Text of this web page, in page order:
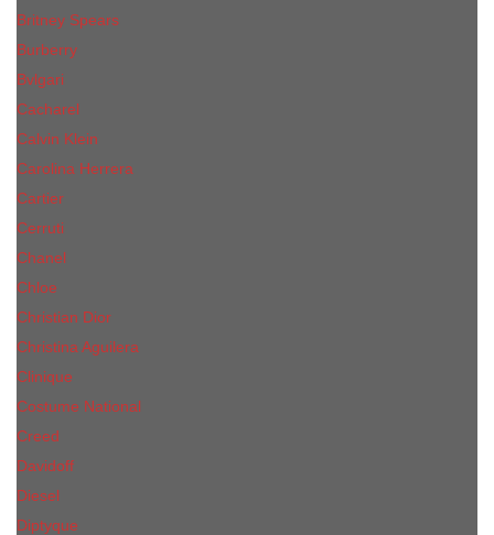
Britney Spears
Burberry
Bvlgari
Cacharel
Calvin Klein
Carolina Herrera
Cartier
Cerruti
Сhanеl
Chloe
Christian Dior
Christina Aguilera
Сliniquе
Costume National
Creed
Davidoff
Diesel
Diptyque